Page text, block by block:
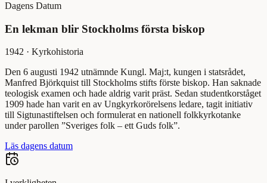
Dagens Datum
En lekman blir Stockholms första biskop
1942 · Kyrkohistoria
Den 6 augusti 1942 utnämnde Kungl. Maj:t, kungen i statsrådet,
Manfred Björkquist till Stockholms stifts förste biskop. Han saknade
teologisk examen och hade aldrig varit präst. Sedan studentkorståget
1909 hade han varit en av Ungkyrkorörelsens ledare, tagit initiativ
till Sigtunastiftelsen och formulerat en nationell folkkyrkotanke
under parollen ”Sveriges folk – ett Guds folk”.
Läs dagens datum